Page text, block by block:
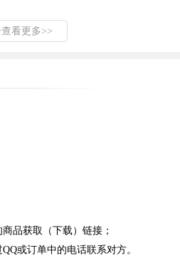
看更多>>
品获取（下载）链接；
或订单中的电话联系对方。